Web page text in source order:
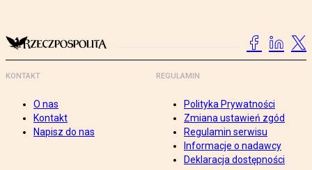
KONTAKT
O nas
Kontakt
Napisz do nas
REGULAMIN
Polityka Prywatności
Zmiana ustawień zgód
Regulamin serwisu
Informacje o nadawcy
Deklaracja dostępności